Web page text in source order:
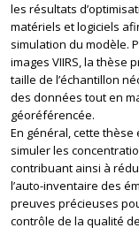
les résultats
matériels et logiciels
simulation du modèle.
images VIIRS, la thèse
taille de l’échantillon
des données tout en
géoréférencée.
En général, cette
simuler les
contribuant ainsi à
l’auto-inventaire des
preuves précieuses
contrôle de la qualité